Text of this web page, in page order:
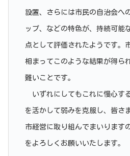
設置、さらには市民の自治会へ
ップ、などの特色が、持続可能
点として評価されたようです。
相まってこのような結果が得ら
難いことです。
いずれにしてもこれに慢心す
を活かして弱みを克服し、皆さ
市経営に取り組んでまいります
をよろしくお願いいたします。